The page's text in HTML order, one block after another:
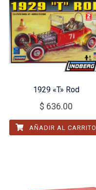
1929 «T» Rod
$ 636.00
AÑADIR AL CARRITO